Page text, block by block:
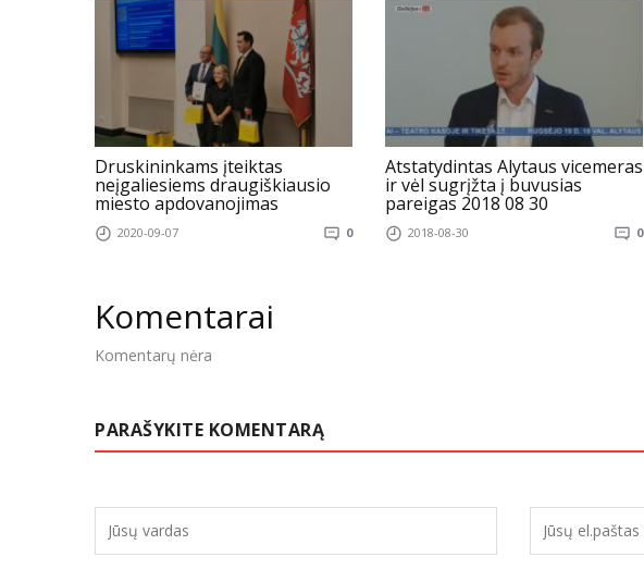
Druskininkams įteiktas
neįgaliesiems draugiškiausio
miesto apdovanojimas
2020-09-07 0
Atstatydintas Alytaus vicemeras
ir vėl sugrįžta į buvusias
pareigas 2018 08 30
2018-08-30 0
Komentarai
Komentarų nėra
PARAŠYKITE KOMENTARĄ